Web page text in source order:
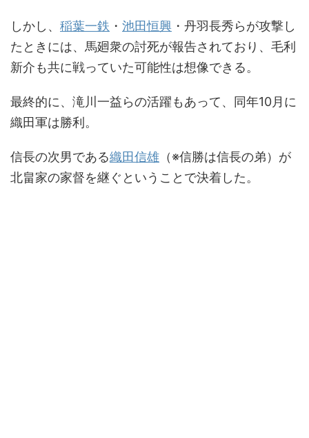
しかし、 稲葉一鉄 ・ 池田恒興 ・丹羽長秀らが攻撃し
たときには、馬廻衆の討死が報告されており、毛利
新介も共に戦っていた可能性は想像できる。
最終的に、滝川一益らの活躍もあって、同年10月に
織田軍は勝利。
信長の次男である織田信雄 （※信勝は信長の弟）が
北畠家の家督を継ぐということで決着した。